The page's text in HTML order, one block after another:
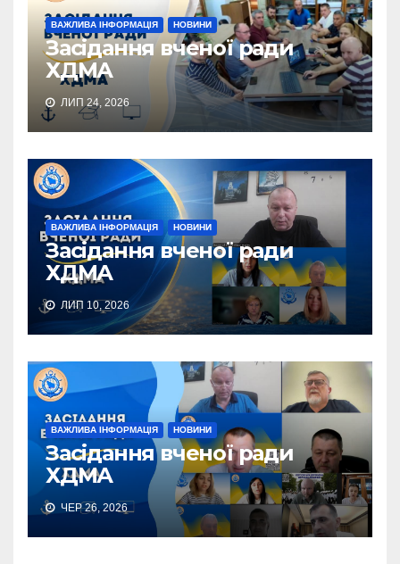
ВАЖЛИВА ІНФОРМАЦІЯ НОВИНИ
Засідання вченої ради
ХДМА
ЛИП 24, 2026
ВАЖЛИВА ІНФОРМАЦІЯ НОВИНИ
Засідання вченої ради
ХДМА
ЛИП 10, 2026
ВАЖЛИВА ІНФОРМАЦІЯ НОВИНИ
Засідання вченої ради
ХДМА
ЧЕР 26, 2026